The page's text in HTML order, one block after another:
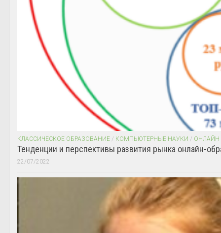
КЛАССИЧЕСКОЕ ОБРАЗОВАНИЕ / КОМПЬЮТЕРНЫЕ НАУКИ / ОНЛАЙН
Тенденции и перспективы развития рынка онлайн-
22/07/2022